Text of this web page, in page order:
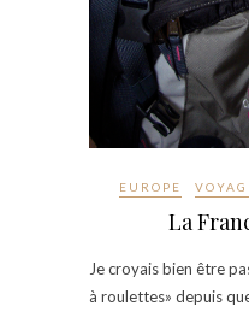
EUROPE
La
Je croyais bien être
à roulettes» depuis